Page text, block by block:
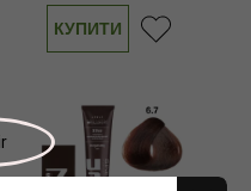
КУПИТИ